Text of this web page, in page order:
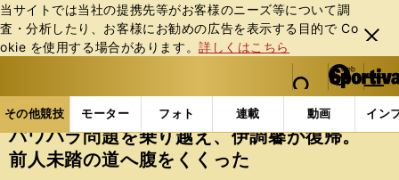
当サイトでは当社の提携先等がお客様のニーズ等について調
査・分析したり、お客様にお勧めの広告を表⽰する⽬的で Co
okie を使⽤する場合があります。詳しくはこちら
閉じ
る
web Sportiva (webスポルティーバ)
検索
マイペ
ー
ジ
メニュ
その他競技 モーター フォト 連載 動画 イン
ス
ポ
ル
その他競技の記事一覧 格闘技 その他 パワハラ
パワハラ問題を乗り越え、伊調馨が復帰。
前人未踏の道へ腹をくくった